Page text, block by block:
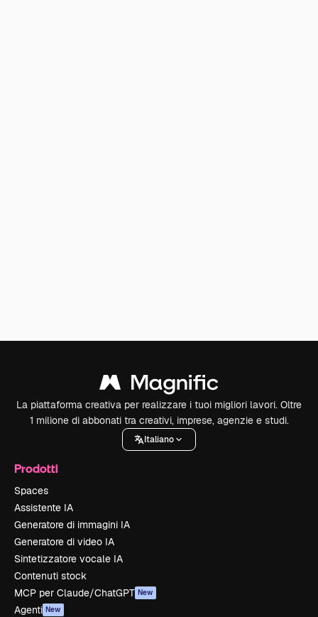
La piattaforma creativa per realizzare i tuoi migliori lavori. Oltre
1 milione di abbonati tra creativi, imprese, agenzie e studi.
Italiano
Prodotti
Spaces
Assistente IA
Generatore di immagini IA
Generatore di video IA
Sintetizzatore vocale IA
Contenuti stock
MCP per Claude/ChatGPT New
Agenti New